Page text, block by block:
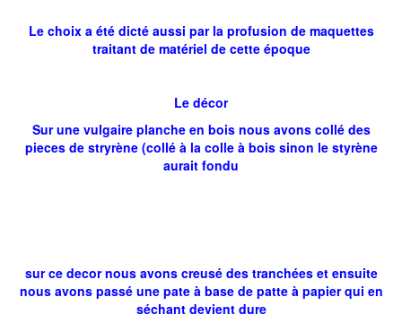
Le choix a été dicté aussi par la profusion de maquettes
traitant de matériel de cette époque
Le décor
Sur une vulgaire planche en bois nous avons collé des
pieces de stryrène (collé à la colle à bois sinon le styrène
aurait fondu
sur ce decor nous avons creusé des tranchées et ensuite
nous avons passé une pate à base de patte à papier qui en
séchant devient dure